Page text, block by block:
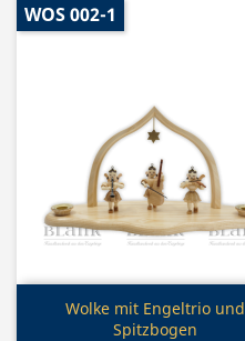
Vorschau
Wolke mit Engeltrio und
Spitzbogen
WOS 002-1